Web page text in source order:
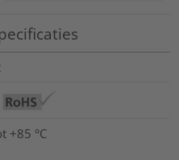
+85 °C